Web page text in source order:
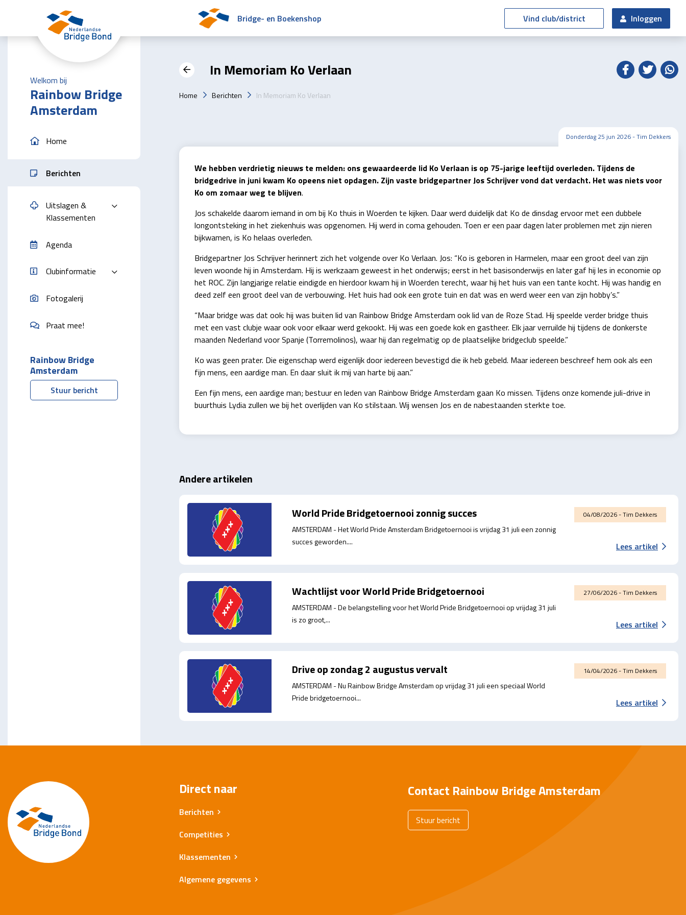
Bridge- en Boekenshop
Vind club/district Inloggen
Welkom bij
Rainbow Bridge
Amsterdam
Home
Berichten
Uitslagen &
Klassementen
Agenda
Clubinformatie
Fotogalerij
Praat mee!
Rainbow Bridge
Amsterdam
Stuur bericht
In Memoriam Ko Verlaan
Home Berichten In Memoriam Ko Verlaan
Donderdag 25 jun 2026 - Tim Dekkers
We hebben verdrietig nieuws te melden: ons gewaardeerde lid Ko Verlaan is op 75-jarige leeftijd overleden. Tijdens de
bridgedrive in juni kwam Ko opeens niet opdagen. Zijn vaste bridgepartner Jos Schrijver vond dat verdacht. Het was niets voor
Ko om zomaar weg te blijven.
Jos schakelde daarom iemand in om bij Ko thuis in Woerden te kijken. Daar werd duidelijk dat Ko de dinsdag ervoor met een dubbele
longontsteking in het ziekenhuis was opgenomen. Hij werd in coma gehouden. Toen er een paar dagen later problemen met zijn nieren
bijkwamen, is Ko helaas overleden.
Bridgepartner Jos Schrijver herinnert zich het volgende over Ko Verlaan. Jos: “Ko is geboren in Harmelen, maar een groot deel van zijn
leven woonde hij in Amsterdam. Hij is werkzaam geweest in het onderwijs; eerst in het basisonderwijs en later gaf hij les in economie op
het ROC. Zijn langjarige relatie eindigde en hierdoor kwam hij in Woerden terecht, waar hij het huis van een tante kocht. Hij was handig en
deed zelf een groot deel van de verbouwing. Het huis had ook een grote tuin en dat was en werd weer een van zijn hobby’s.”
“Maar bridge was dat ook: hij was buiten lid van Rainbow Bridge Amsterdam ook lid van de Roze Stad. Hij speelde verder bridge thuis
met een vast clubje waar ook voor elkaar werd gekookt. Hij was een goede kok en gastheer. Elk jaar verruilde hij tijdens de donkerste
maanden Nederland voor Spanje (Torremolinos), waar hij dan regelmatig op de plaatselijke bridgeclub speelde.”
Ko was geen prater. Die eigenschap werd eigenlijk door iedereen bevestigd die ik heb gebeld. Maar iedereen beschreef hem ook als een
fijn mens, een aardige man. En daar sluit ik mij van harte bij aan.”
Een fijn mens, een aardige man; bestuur en leden van Rainbow Bridge Amsterdam gaan Ko missen. Tijdens onze komende juli-drive in
buurthuis Lydia zullen we bij het overlijden van Ko stilstaan. Wij wensen Jos en de nabestaanden sterkte toe.
Andere artikelen
World Pride Bridgetoernooi zonnig succes
AMSTERDAM - Het World Pride Amsterdam Bridgetoernooi is vrijdag 31 juli een zonnig
succes geworden....
04/08/2026 - Tim Dekkers
Lees artikel
Wachtlijst voor World Pride Bridgetoernooi
AMSTERDAM - De belangstelling voor het World Pride Bridgetoernooi op vrijdag 31 juli
is zo groot,...
27/06/2026 - Tim Dekkers
Lees artikel
Drive op zondag 2 augustus vervalt
AMSTERDAM - Nu Rainbow Bridge Amsterdam op vrijdag 31 juli een speciaal World
Pride bridgetoernooi...
14/04/2026 - Tim Dekkers
Lees artikel
Direct naar
Berichten
Competities
Klassementen
Algemene gegevens
Contact Rainbow Bridge Amsterdam
Stuur bericht